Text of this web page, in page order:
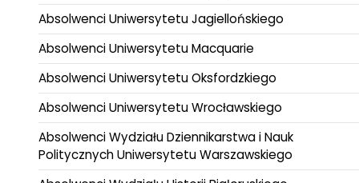
Absolwenci Uniwersytetu Jagiellońskiego
Absolwenci Uniwersytetu Macquarie
Absolwenci Uniwersytetu Oksfordzkiego
Absolwenci Uniwersytetu Wrocławskiego
Absolwenci Wydziału Dziennikarstwa i Nauk
Politycznych Uniwersytetu Warszawskiego